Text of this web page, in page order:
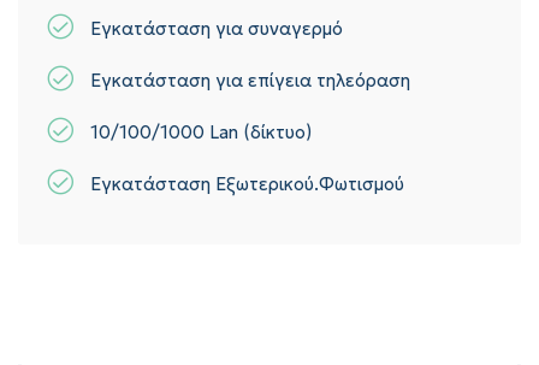
Εγκατάσταση για συναγερμό
Εγκατάσταση για επίγεια τηλεόραση
10/100/1000 Lan (δίκτυο)
Εγκατάσταση Εξωτερικού.Φωτισμού